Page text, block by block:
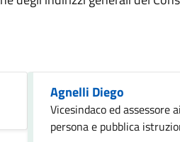
Agnelli Diego
Vicesindaco ed assessore
persona e pubblica